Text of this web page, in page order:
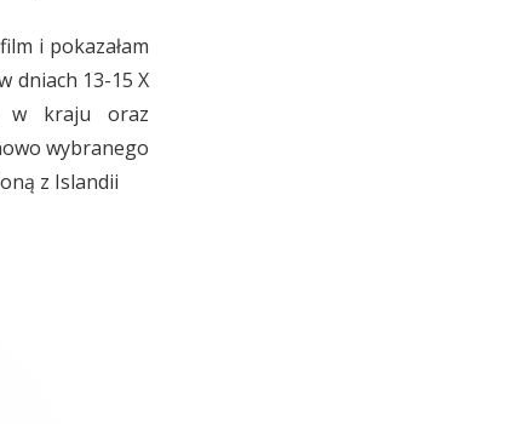
i pokazałam
dniach 13-15 X
w kraju oraz
wybranego
z Islandii